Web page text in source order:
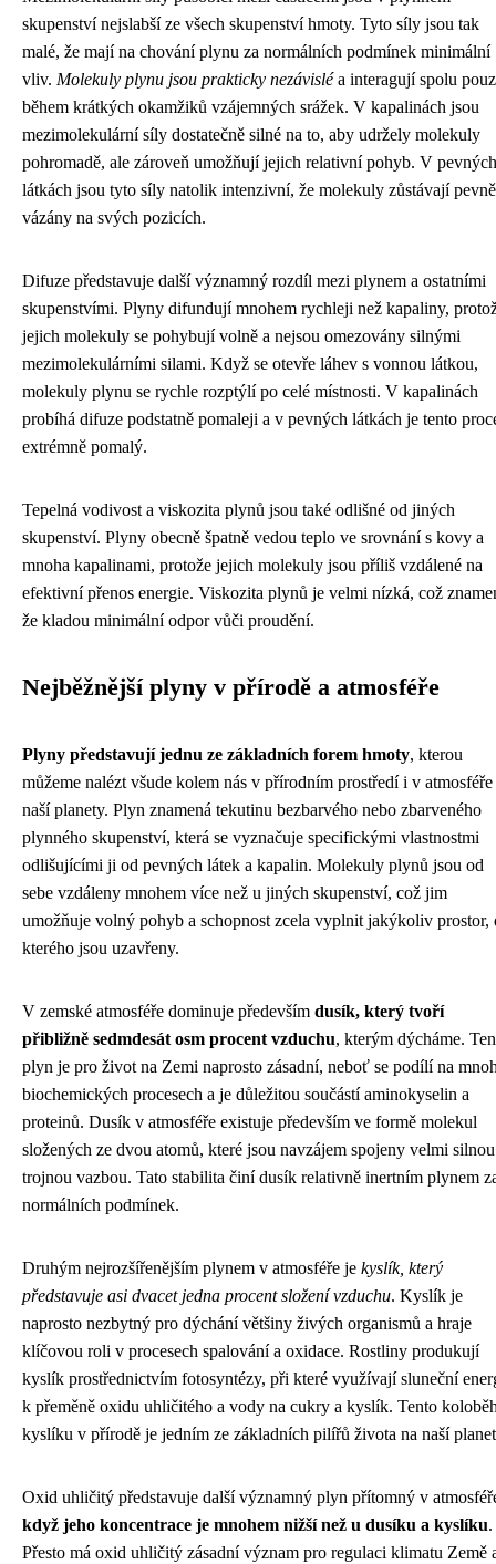
skupenství nejslabší ze všech skupenství hmoty. Tyto síly jsou tak
malé, že mají na chování plynu za normálních podmínek minimální
vliv. Molekuly plynu jsou prakticky nezávisléa interagují spolu
během krátkých okamžiků vzájemných srážek. V kapalinách jsou
mezimolekulární síly dostatečně silné na to, aby udržely molekuly
pohromadě, ale zároveň umožňují jejich relativní pohyb. V pevných
látkách jsou tyto síly natolik intenzivní, že molekuly zůstávají pevně
vázány na svých pozicích.
Difuze představuje další významný rozdíl mezi plynem a ostatními
skupenstvími. Plyny difundují mnohem rychleji než kapaliny,
jejich molekuly se pohybují volně a nejsou omezovány silnými
mezimolekulárními silami. Když se otevře láhev s vonnou látkou,
molekuly plynu se rychle rozptýlí po celé místnosti. V kapalinách
probíhá difuze podstatně pomaleji a v pevných látkách je tento
extrémně pomalý.
Tepelná vodivost a viskozita plynů jsou také odlišné od jiných
skupenství. Plyny obecně špatně vedou teplo ve srovnání s kovy a
mnoha kapalinami, protože jejich molekuly jsou příliš vzdálené na
efektivní přenos energie. Viskozita plynů je velmi nízká, což
že kladou minimální odpor vůči proudění.
Nejběžnější plyny v přírodě a atmosféře
Plyny představují jednu ze základních forem hmoty, kterou
můžeme nalézt všude kolem nás v přírodním prostředí i v atmosféře
naší planety. Plyn znamená tekutinu bezbarvého nebo zbarveného
plynného skupenství, která se vyznačuje specifickými vlastnostmi
odlišujícími ji od pevných látek a kapalin. Molekuly plynů jsou od
sebe vzdáleny mnohem více než u jiných skupenství, což jim
umožňuje volný pohyb a schopnost zcela vyplnit jakýkoliv prostor,
kterého jsou uzavřeny.
V zemské atmosféře dominuje především dusík, který tvoří
přibližně sedmdesát osm procent vzduchu, kterým dýcháme.
plyn je pro život na Zemi naprosto zásadní, neboť se podílí na
biochemických procesech a je důležitou součástí aminokyselin a
proteinů. Dusík v atmosféře existuje především ve formě molekul
složených ze dvou atomů, které jsou navzájem spojeny velmi silnou
trojnou vazbou. Tato stabilita činí dusík relativně inertním plynem
normálních podmínek.
Druhým nejrozšířenějším plynem v atmosféře je kyslík, který
představuje asi dvacet jedna procent složení vzduchu. Kyslík je
naprosto nezbytný pro dýchání většiny živých organismů a hraje
klíčovou roli v procesech spalování a oxidace. Rostliny produkují
kyslík prostřednictvím fotosyntézy, při které využívají sluneční
k přeměně oxidu uhličitého a vody na cukry a kyslík. Tento
kyslíku v přírodě je jedním ze základních pilířů života na naší
Oxid uhličitý představuje další významný plyn přítomný v
když jeho koncentrace je mnohem nižší než u dusíku a kyslíku.
Přesto má oxid uhličitý zásadní význam pro regulaci klimatu Země